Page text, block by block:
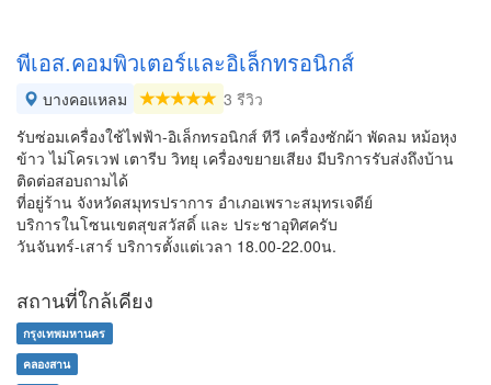
พีเอส.คอมพิวเตอร์และอิเล็กทรอนิกส์
บางคอแหลม
3 รีวิว
รับซ่อมเครื่องใช้ไฟฟ้า-อิเล็กทรอนิกส์ ทีวี เครื่องซักผ้า พัดลม หม้อหุง
ข้าว ไม่โครเวฟ เตารีบ วิทยุ เครื่องขยายเสียง มีบริการรับส่งถึงบ้าน
ติดต่อสอบถามได้
ที่อยู่ร้าน จังหวัดสมุทรปราการ อำเภอเพราะสมุทรเจดีย์
บริการในโซนเขตสุขสวัสดิ์ และ ประชาอุทิศครับ
วันจันทร์-เสาร์ บริการตั้งแต่เวลา 18.00-22.00น.
สถานที่ใกล้เคียง
กรุงเทพมหานคร
คลองสาน